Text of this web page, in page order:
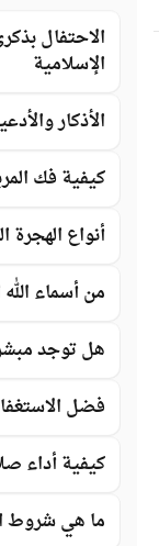
الاحتفال
الإسلامية
الأذكار
كيفية فك
أنواع
من أسماء
هل توجد
فضل
كيفية أداء
ما هي شروط